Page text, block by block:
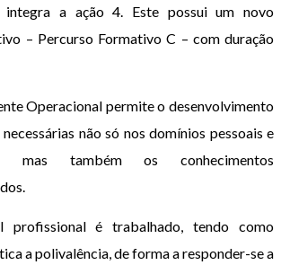
integra a ação 4. Este possui um novo
– Percurso Formativo C – com duração
Operacional permite o desenvolvimento
não só nos domínios pessoais e
mas também os conhecimentos
profissional é trabalhado, tendo como
a polivalência, de forma a responder-se a